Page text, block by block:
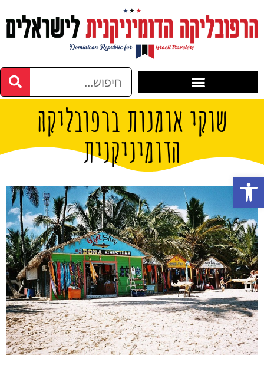
שוקי אומנות ברפובליקה
הדומיניקנית
פתח סרגל נגישות